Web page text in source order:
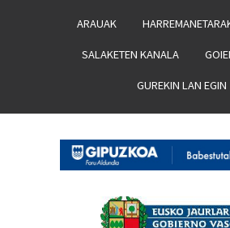
ARAUAK
SALAKETEN KANALA
GUREKIN LAN EGIN